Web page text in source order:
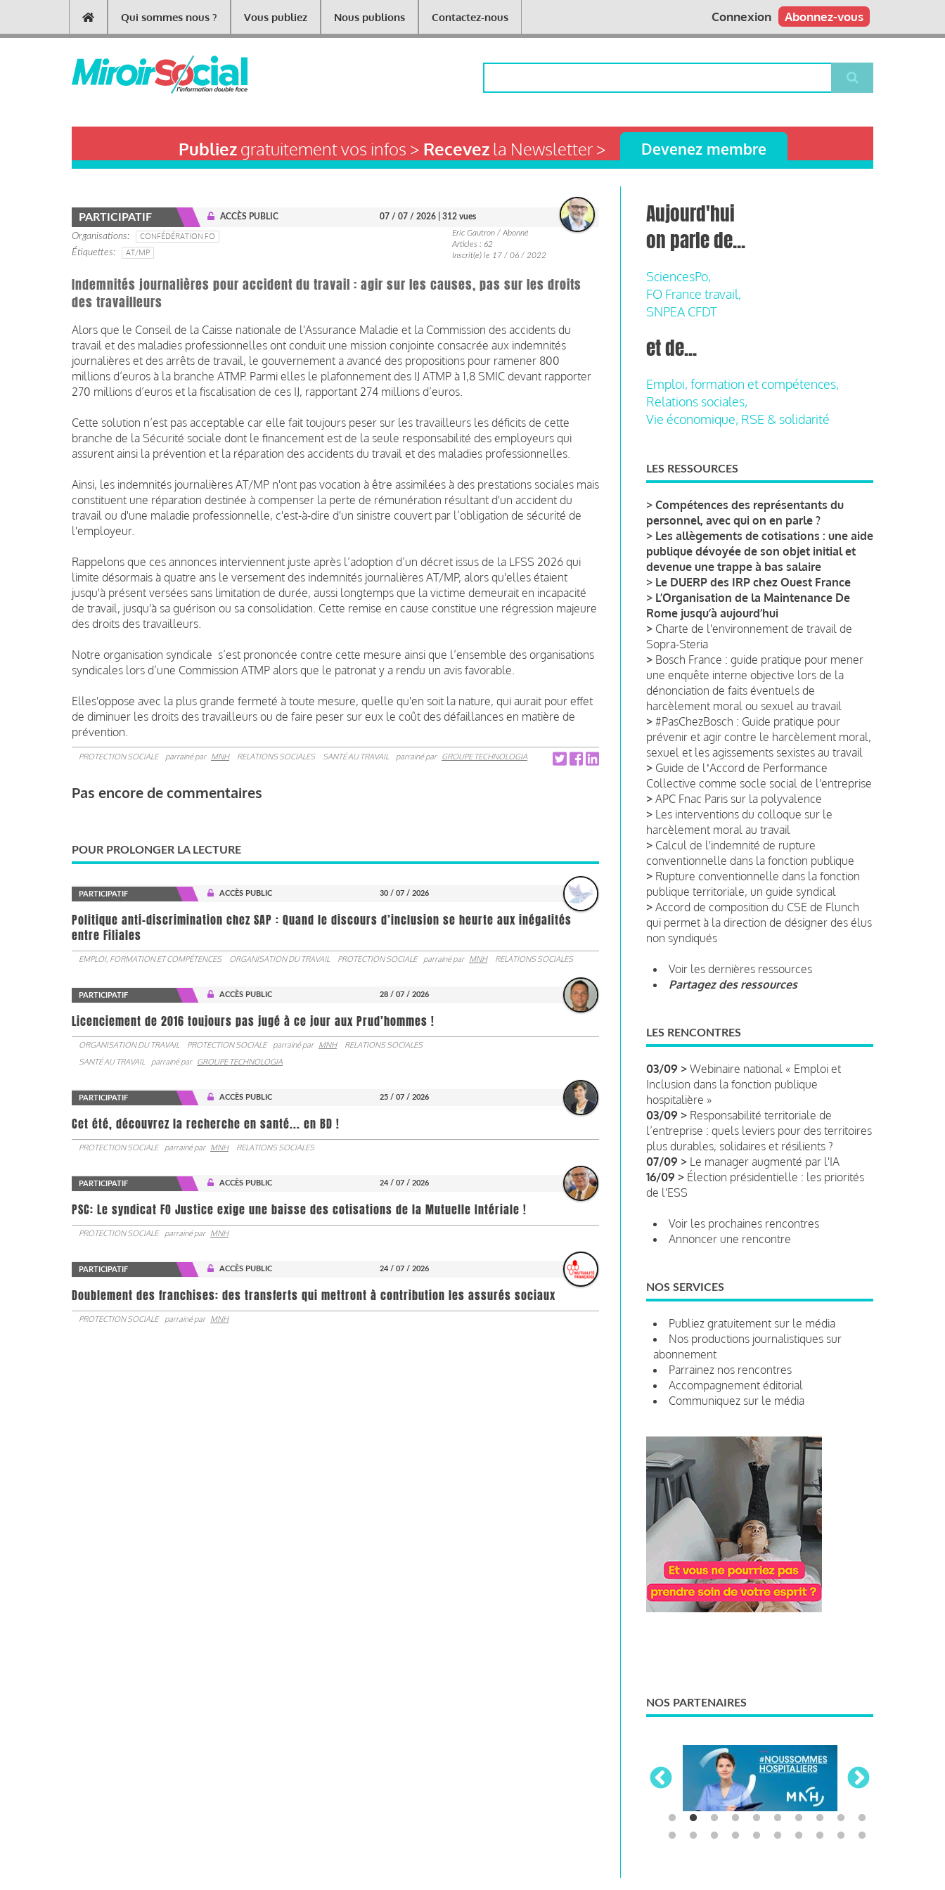
contenu
Main
navigation
Qui sommes nous ? Vous publiez Nous publions Contactez-nous Abonnez-vous
Connexion
Publiezgratuitement vos infos > Recevezla Newsletter > Devenez membre
PARTICIPATIF ACCÈS PUBLIC 07 / 07 / 2026 | 312 vues
Organisations
CONFÉDÉRATION FO
Étiquettes
AT/MP
Eric Gautron / Abonné
Articles : 62
Inscrit(e) le 17 / 06 / 2022
Indemnités journalières pour accident du travail : agir sur les causes, pas sur les droits
des travailleurs
Alors que le Conseil de la Caisse nationale de l'Assurance Maladie et la Commission des accidents du
travail et des maladies professionnelles ont conduit une mission conjointe consacrée aux indemnités
journalières et des arrêts de travail, le gouvernement a avancé des propositions pour ramener 800
millions d’euros à la branche ATMP. Parmi elles le plafonnement des IJ ATMP à 1,8 SMIC devant rapporter
270 millions d’euros et la fiscalisation de ces IJ, rapportant 274 millions d’euros.
Cette solution n’est pas acceptable car elle fait toujours peser sur les travailleurs les déficits de cette
branche de la Sécurité sociale dont le financement est de la seule responsabilité des employeurs qui
assurent ainsi la prévention et la réparation des accidents du travail et des maladies professionnelles.
Ainsi, les indemnités journalières AT/MP n'ont pas vocation à être assimilées à des prestations sociales mais
constituent une réparation destinée à compenser la perte de rémunération résultant d'un accident du
travail ou d'une maladie professionnelle, c'est-à-dire d'un sinistre couvert par l’obligation de sécurité de
l'employeur.
Rappelons que ces annonces interviennent juste après l’adoption d’un décret issus de la LFSS 2026 qui
limite désormais à quatre ans le versement des indemnités journalières AT/MP, alors qu'elles étaient
jusqu'à présent versées sans limitation de durée, aussi longtemps que la victime demeurait en incapacité
de travail, jusqu'à sa guérison ou sa consolidation. Cette remise en cause constitue une régression majeure
des droits des travailleurs.
Notre organisation syndicale s’est prononcée contre cette mesure ainsi que l’ensemble des organisations
syndicales lors d’une Commission ATMP alors que le patronat y a rendu un avis favorable.
Elles'oppose avec la plus grande fermeté à toute mesure, quelle qu'en soit la nature, qui aurait pour effet
de diminuer les droits des travailleurs ou de faire peser sur eux le coût des défaillances en matière de
prévention.
PROTECTION SOCIALE parrainé par MNH RELATIONS SOCIALES SANTÉ AU TRAVAIL parrainé par GROUPE TECHNOLOGIA
Pas encore de commentaires
POUR PROLONGER LA LECTURE
PARTICIPATIF ACCÈS PUBLIC 30 / 07 / 2026
Politique anti-discrimination chez SAP : Quand le discours d’inclusion se heurte aux inégalités
entre Filiales
EMPLOI, FORMATION ET COMPÉTENCES ORGANISATION DU TRAVAIL PROTECTION SOCIALE parrainé par MNH RELATIONS SOCIALES
PARTICIPATIF ACCÈS PUBLIC 28 / 07 / 2026
Licenciement de 2016 toujours pas jugé à ce jour aux Prud’hommes !
ORGANISATION DU TRAVAIL PROTECTION SOCIALE parrainé par MNH
RELATIONS SOCIALES
SANTÉ AU TRAVAIL
parrainé par GROUPE TECHNOLOGIA
PARTICIPATIF ACCÈS PUBLIC 25 / 07 / 2026
Cet été, découvrez la recherche en santé... en BD !
PROTECTION SOCIALE parrainé par MNH RELATIONS SOCIALES
PARTICIPATIF ACCÈS PUBLIC 24 / 07 / 2026
PSC: Le syndicat FO Justice exige une baisse des cotisations de la Mutuelle Intériale !
PROTECTION SOCIALE parrainé par MNH
PARTICIPATIF ACCÈS PUBLIC 24 / 07 / 2026
Doublement des franchises: des transferts qui mettront à contribution les assurés sociaux
PROTECTION SOCIALE parrainé par MNH
Aujourd'hui
on parle de...
SciencesPo,
FO France travail,
SNPEA CFDT
et de...
Emploi, formation et compétences,
Relations sociales,
Vie économique, RSE & solidarité
LES RESSOURCES
> Compétences des représentants du
personnel, avec qui on en parle ?
> Les allègements de cotisations : une aide
publique dévoyée de son objet initial et
devenue une trappe à bas salaire
> Le DUERP des IRP chez Ouest France
> L’Organisation de la Maintenance De
Rome jusqu’à aujourd’hui
> Charte de l'environnement de travail de
Sopra-Steria
> Bosch France : guide pratique pour mener
une enquête interne objective lors de la
dénonciation de faits éventuels de
harcèlement moral ou sexuel au travail
> #PasChezBosch : Guide pratique pour
prévenir et agir contre le harcèlement moral,
sexuel et les agissements sexistes au travail
> Guide de lʼAccord de Performance
Collective comme socle social de l'entreprise
> APC Fnac Paris sur la polyvalence
> Les interventions du colloque sur le
harcèlement moral au travail
> Calcul de l'indemnité de rupture
conventionnelle dans la fonction publique
> Rupture conventionnelle dans la fonction
publique territoriale, un guide syndical
> Accord de composition du CSE de Flunch
qui permet à la direction de désigner des élus
non syndiqués
Voir les dernières ressources
Partagez des ressources
LES RENCONTRES
03/09 > Webinaire national « Emploi et
Inclusion dans la fonction publique
hospitalière »
03/09 > Responsabilité territoriale de
l’entreprise : quels leviers pour des territoires
plus durables, solidaires et résilients ?
07/09 > Le manager augmenté par l'IA
16/09 > Élection présidentielle : les priorités
de l'ESS
Voir les prochaines rencontres
Annoncer une rencontre
NOS SERVICES
Publiez gratuitement sur le média
Nos productions journalistiques sur
abonnement
Parrainez nos rencontres
Accompagnement éditorial
Communiquez sur le média
NOS PARTENAIRES